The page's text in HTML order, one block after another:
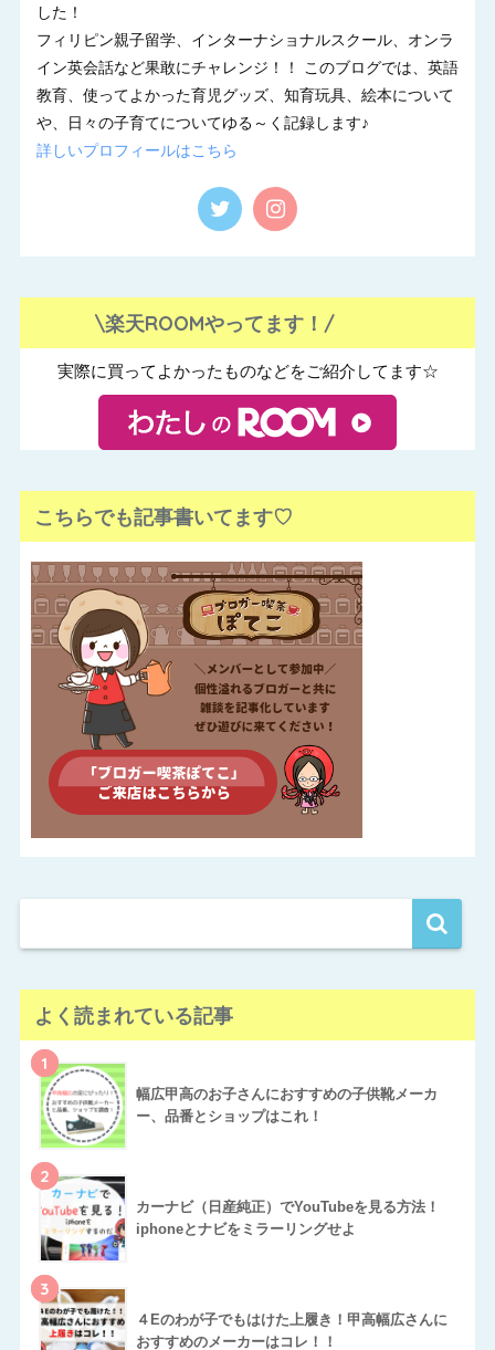
した！
フィリピン親子留学、インターナショナルスクール、オンラ
イン英会話など果敢にチャレンジ！！ このブログでは、英語
教育、使ってよかった育児グッズ、知育玩具、絵本について
や、日々の子育てについてゆる～く記録します♪
詳しいプロフィールはこちら
\楽天ROOMやってます！/
実際に買ってよかったものなどをご紹介してます☆
こちらでも記事書いてます♡
よく読まれている記事
1
幅広甲高のお子さんにおすすめの子供靴メーカ
ー、品番とショップはこれ！
2
カーナビ（日産純正）でYouTubeを見る方法！
iphoneとナビをミラーリングせよ
3
４Eのわが子でもはけた上履き！甲高幅広さんに
おすすめのメーカーはコレ！！